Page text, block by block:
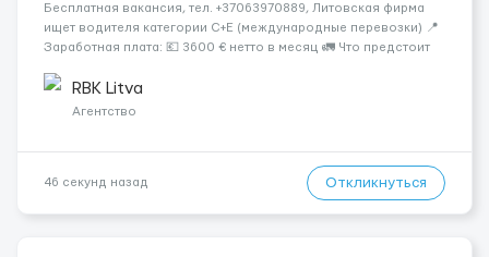
Бесплатная вакансия, тел. +37063970889, Литовская фирма
ищет водителя категории C+E (международные перевозки) 📍
Заработная плата: 💶 3600 € нетто в месяц 🚛 Что предстоит
рефрижераторах. В среднем 400–500 км в день. Погрузки и
разгрузки...
RBK Litva
Агентство
46 секунд назад Откликнуться